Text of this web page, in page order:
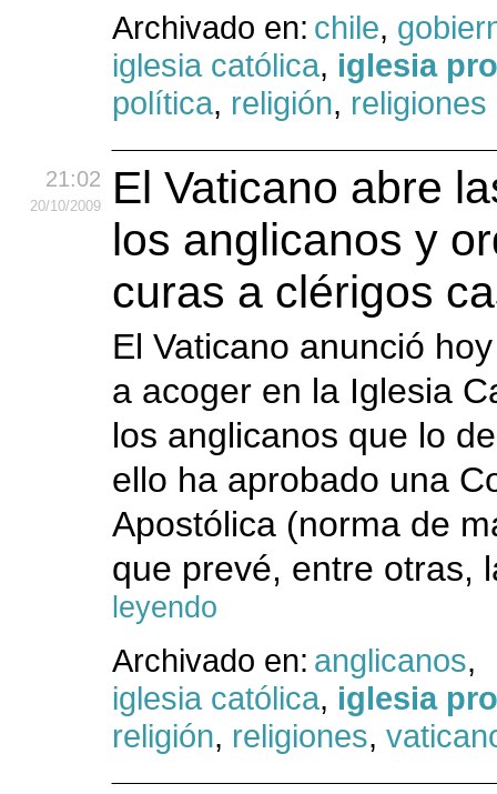
Archivado en: chile,
iglesia católica, iglesia
política, religión, religiones
21:02
20/10/2009
El Vaticano abre
los anglicanos y
curas a clérigos
El Vaticano anunció
a acoger en la Iglesia
los anglicanos que lo
ello ha aprobado una
Apostólica (norma de
que prevé, entre otras,
leyendo
Archivado en: anglicanos,
iglesia católica, iglesia
religión, religiones,